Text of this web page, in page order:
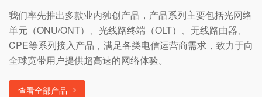
我们率先推出多款业内独创产品，产品系列主要包括光网络
单元（ONU/ONT）、光线路终端（OLT）、无线路由器、
CPE等系列接入产品，满足各类电信运营商需求，致力于向
全球宽带用户提供超高速的网络体验。
查看全部产品